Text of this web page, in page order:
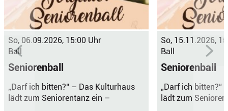
So, 06.09.2026, 15:00 Uhr
Ball
Seniorenball
„Darf ich bitten?“ – Das Kulturhaus
lädt zum Seniorentanz ein –
So, 15.11.2026,
Ball
Seniorenball
„Darf ich bitten?“
lädt zum